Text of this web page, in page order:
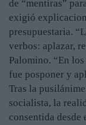
de “mentiras”
exigió
presupuestaria.
verbos: aplazar,
Palomino. “En
fue posponer y
Tras la
socialista, la
consentida desde